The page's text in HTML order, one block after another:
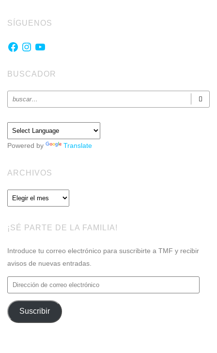
SÍGUENOS
Facebook
Instagram
YouTube
BUSCADOR
Powered by Translate
ARCHIVOS
Archivos
¡SÉ PARTE DE LA FAMILIA!
Introduce tu correo electrónico para suscribirte a TMF y recibir
avisos de nuevas entradas.
Dirección
de
correo
electrónico
Suscribir